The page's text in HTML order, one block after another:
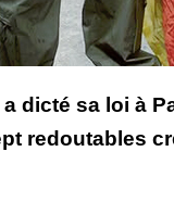
dicté sa loi à
redoutables